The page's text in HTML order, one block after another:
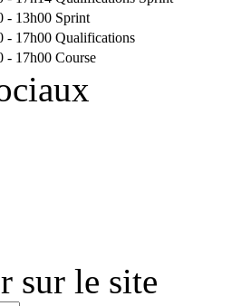
- 13h00 Sprint
- 17h00 Qualifications
- 17h00 Course
sur le site